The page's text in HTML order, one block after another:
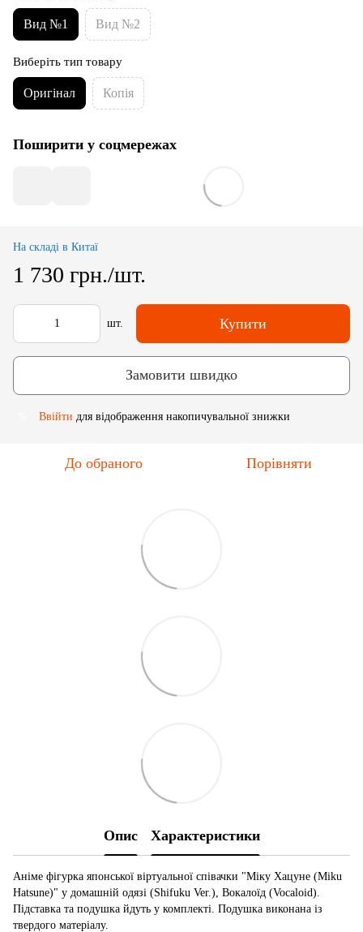
Вид №1 Вид №2
Виберіть тип товару
Оригінал Копія
Поширити у соцмережах
На складі в Китаї
1 730 грн./шт.
шт. Купити
Замовити швидко
Ввійти для відображення накопичувальної знижки
До обраного Порівняти
Опис Характеристики
Аніме фігурка японської віртуальної співачки "Міку Хацуне (Miku
Hatsune)" у домашній одязі (Shifuku Ver.), Вокалоїд (Vocaloid).
Підставка та подушка йдуть у комплекті. Подушка виконана із
твердого матеріалу.